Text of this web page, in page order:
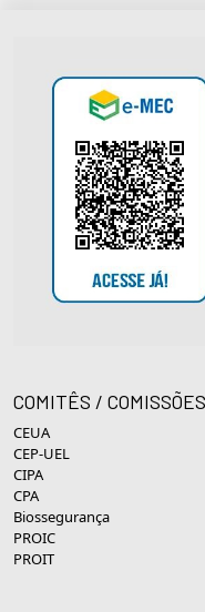
COMITÊS / COMISSÕES
CEUA
CEP-UEL
CIPA
CPA
Biossegurança
PROIC
PROIT